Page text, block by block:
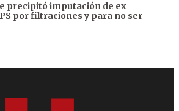
precipitó imputación de ex
por filtraciones y para no ser